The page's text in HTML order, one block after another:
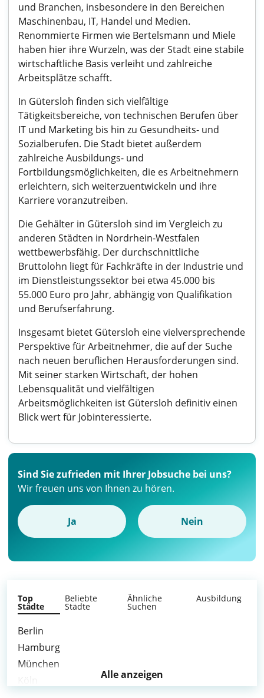
und Branchen, insbesondere in den Bereichen
Maschinenbau, IT, Handel und Medien.
Renommierte Firmen wie Bertelsmann und Miele
haben hier ihre Wurzeln, was der Stadt eine stabile
wirtschaftliche Basis verleiht und zahlreiche
Arbeitsplätze schafft.
In Gütersloh finden sich vielfältige
Tätigkeitsbereiche, von technischen Berufen über
IT und Marketing bis hin zu Gesundheits- und
Sozialberufen. Die Stadt bietet außerdem
zahlreiche Ausbildungs- und
Fortbildungsmöglichkeiten, die es Arbeitnehmern
erleichtern, sich weiterzuentwickeln und ihre
Karriere voranzutreiben.
Die Gehälter in Gütersloh sind im Vergleich zu
anderen Städten in Nordrhein-Westfalen
wettbewerbsfähig. Der durchschnittliche
Bruttolohn liegt für Fachkräfte in der Industrie und
im Dienstleistungssektor bei etwa 45.000 bis
55.000 Euro pro Jahr, abhängig von Qualifikation
und Berufserfahrung.
Insgesamt bietet Gütersloh eine vielversprechende
Perspektive für Arbeitnehmer, die auf der Suche
nach neuen beruflichen Herausforderungen sind.
Mit seiner starken Wirtschaft, der hohen
Lebensqualität und vielfältigen
Arbeitsmöglichkeiten ist Gütersloh definitiv einen
Blick wert für Jobinteressierte.
Sind Sie zufrieden mit Ihrer Jobsuche bei uns?
Wir freuen uns von Ihnen zu hören.
Ja Nein
Top
Städte
Beliebte
Städte
Ähnliche
Suchen
Ausbildung
Berlin
Hamburg
München
Alle anzeigen